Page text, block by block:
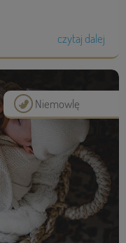
czytaj dalej
Niemowlę